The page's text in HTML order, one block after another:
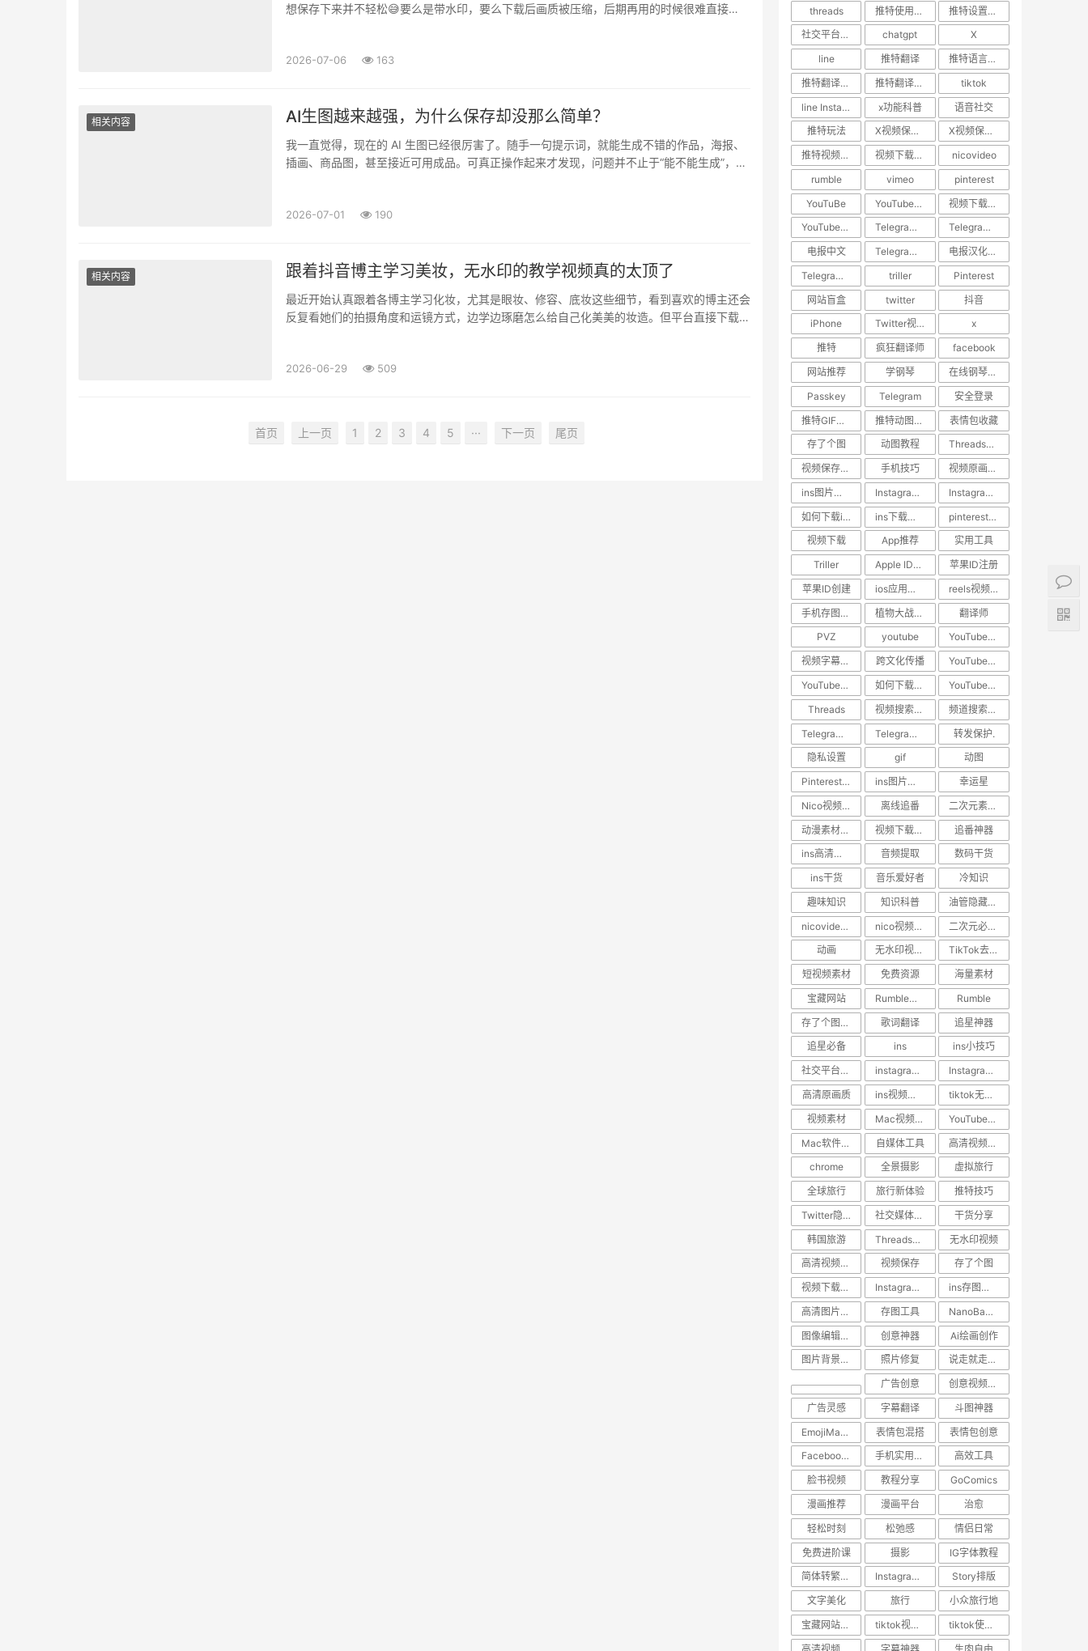
想保存下来并不轻松😅要么是带水印，要么下载后画质被压缩，后期再用的时候很难直接
2026-07-06 163
相关内容 AI生图越来越强，为什么保存却没那么简单？
我一直觉得，现在的 AI 生图已经很厉害了。随手一句提示词，就能生成不错的作品，海报、
插画、商品图，甚至接近可用成品。可真正操作起来才发现，问题并不止于“能不能生成”，而
2026-07-01 190
相关内容 跟着抖音博主学习美妆，无水印的教学视频真的太顶了
最近开始认真跟着各博主学习化妆，尤其是眼妆、修容、底妆这些细节，看到喜欢的博主还会
反复看她们的拍摄角度和运镜方式，边学边琢磨怎么给自己化美美的妆造。但平台直接下载的
2026-06-29 509
首页 上一页 1 2 3 4 5 ··· 下一页 尾页
threads
推特使用技巧
推特设置教程
社交平台使用指南
chatgpt
X
line
推特翻译
推特语言设置
推特翻译功能
推特翻译插件
tiktok
line Instagram
x功能科普
语音社交
推特玩法
X视频保存攻略
X视频保存教程
推特视频下载
视频下载神器
nicovideo
rumble
vimeo
pinterest
YouTuBe
YouTube视频下载
视频下载教程
YouTube视频搬运
​Telegram汉化
Telegram中文设置
电报中文
Telegram使用技巧
电报汉化方法
Telegram教程
triller
Pinterest
网站盲盒
twitter
抖音
iPhone
Twitter视频去水印
x
推特
疯狂翻译师
facebook
网站推荐
学钢琴
在线钢琴学习网站
Passkey
Telegram
安全登录
推特GIF存图
推特动图保存
表情包收藏
存了个图
动图教程
Threads教程
视频保存技巧
手机技巧
视频原画质下载
ins图片下载
Instagram图片保存
Instagram内容下载
如何下载ins照片
ins下载助手
pinterest视频下载
视频下载
App推荐
实用工具
Triller
Apple ID教程
苹果ID注册
苹果ID创建
ios应用下载
reels视频下载教程
手机存图神器
植物大战僵尸
翻译师
PVZ
youtube
YouTube技巧
视频字幕翻译
跨文化传播
YouTube下载
YouTube视频下载
如何下载YouTube视频
YouTube教程
Threads
视频搜索方法
频道搜索方法
Telegram隐私保护
Telegram技巧
转发保护.
隐私设置
gif
动图
Pinterest动图保存
ins图片保存.日常美图
幸运星
Nico视频下载
离线追番
二次元素材下载
动漫素材保存
视频下载工具
追番神器
ins高清视频下载
音频提取
数码干货
ins干货
音乐爱好者
冷知识
趣味知识
知识科普
油管隐藏技巧
nicovideo视频下载
nico视频如何保存到手机
二次元必备工具
动画
无水印视频下载
TikTok去水印
短视频素材
免费资源
海量素材
宝藏网站
Rumble视频下载
Rumble
存了个图App
歌词翻译
追星神器
追星必备
ins
ins小技巧
社交平台教程
instagram点赞记录找回
Instagram视频下载
高清原画质
ins视频压缩原因
tiktok无水印视频下载
视频素材
Mac视频下载工具
YouTube高清下载
Mac软件推荐
自媒体工具
高清视频下载神器
chrome
全景摄影
虚拟旅行
全球旅行
旅行新体验
推特技巧
Twitter隐藏功能
社交媒体小技巧
干货分享
韩国旅游
Threads视频下载
无水印视频
高清视频下载
视频保存
存了个图
视频下载神器
Instagram高清下载
ins存图技巧
高清图片保存
存图工具
NanoBanana
图像编辑工具
创意神器
Ai绘画创作
图片背景转换
照片修复
说走就走的旅行
广告创意
创意视频下载
广告灵感
字幕翻译
斗图神器
EmojiMashup
表情包混搭
表情包创意
Facebook视频保存
手机实用技巧
高效工具
脸书视频
教程分享
GoComics
漫画推荐
漫画平台
治愈
轻松时刻
松弛感
情侣日常
免费进阶课
摄影
IG字体教程
简体转繁体技巧
Instagram使用技巧
Story排版
文字美化
旅行
小众旅行地
宝藏网站推荐
tiktok视频下载
tiktok使用技巧